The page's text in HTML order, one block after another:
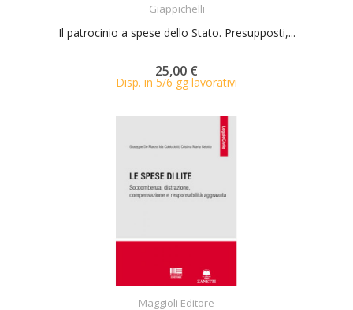
Giappichelli
Il patrocinio a spese dello Stato. Presupposti,...
25,00 €
Disp. in 5/6 gg lavorativi
Maggioli Editore